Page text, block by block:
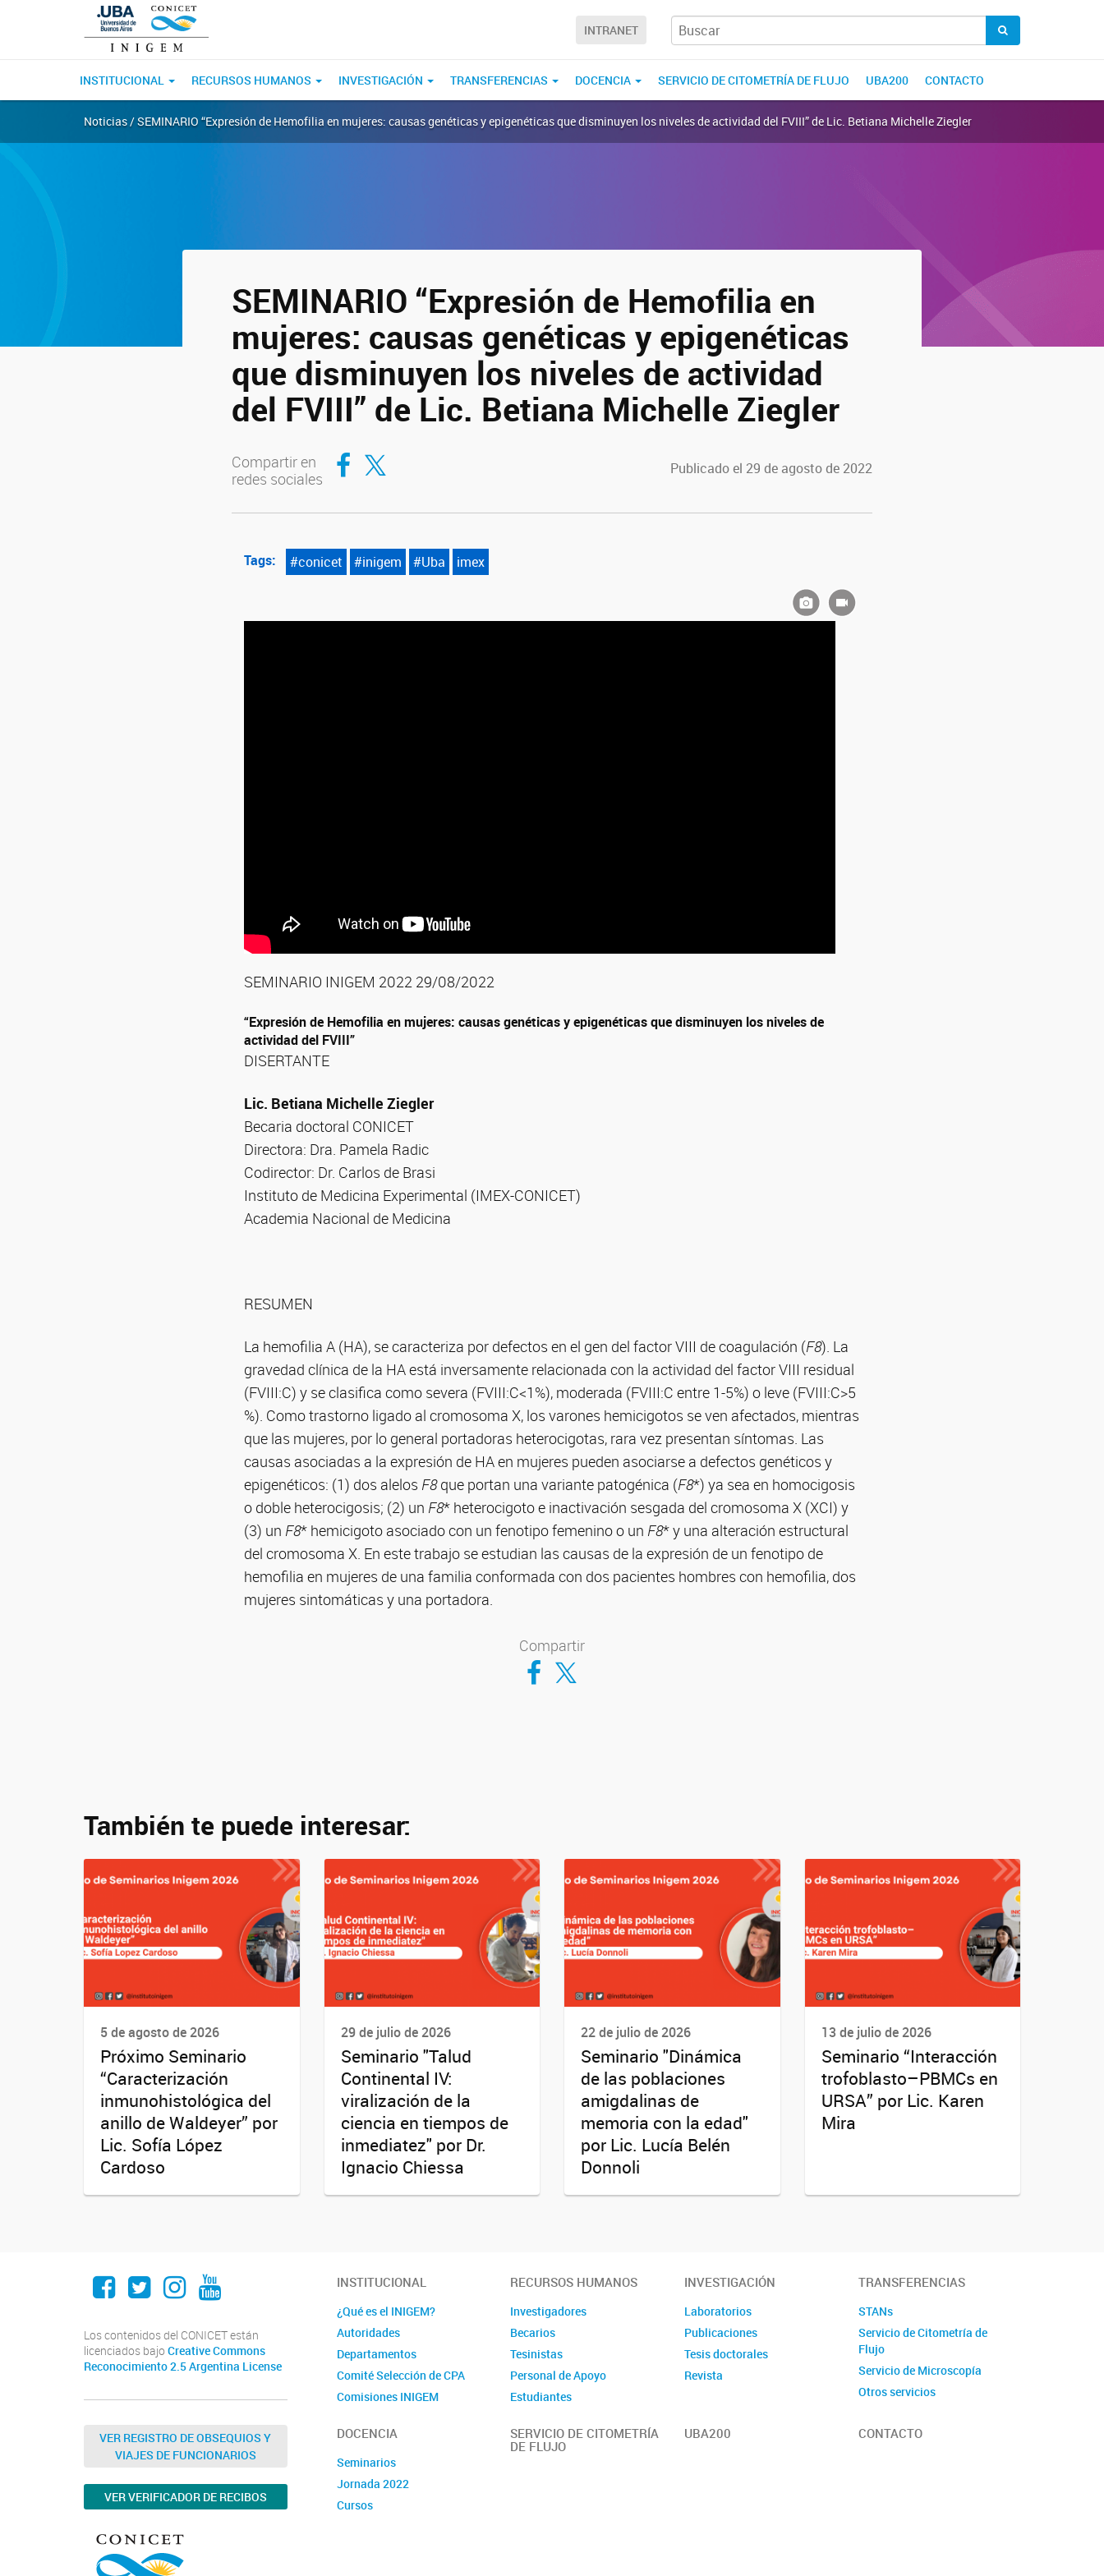
INTRANET
INSTITUCIONAL RECURSOS HUMANOS INVESTIGACIÓN TRANSFERENCIAS DOCENCIA SERVICIO DE CITOMETRÍA DE FLUJO UBA200 CONTACTO
Noticias / SEMINARIO “Expresión de Hemofilia en mujeres: causas genéticas y epigenéticas que disminuyen los niveles de actividad del FVIII” de Lic. Betiana Michelle Ziegler
SEMINARIO “Expresión de Hemofilia en
mujeres: causas genéticas y epigenéticas
que disminuyen los niveles de actividad
del FVIII” de Lic. Betiana Michelle Ziegler
Compartir en
redes sociales
Compartir en Facebook
Compartir en Twitter Publicado el 29 de agosto de 2022
Tags: #conicet #inigem #Uba imex
SEMINARIO INIGEM 2022 29/08/2022
“Expresión de Hemofilia en mujeres: causas genéticas y epigenéticas que disminuyen los niveles de
actividad del FVIII”
DISERTANTE
Lic. Betiana Michelle Ziegler
Becaria doctoral CONICET
Directora: Dra. Pamela Radic
Codirector: Dr. Carlos de Brasi
Instituto de Medicina Experimental (IMEX-CONICET)
Academia Nacional de Medicina
RESUMEN
La hemofilia A (HA), se caracteriza por defectos en el gen del factor VIII de coagulación (F8). La
gravedad clínica de la HA está inversamente relacionada con la actividad del factor VIII residual
(FVIII:C) y se clasifica como severa (FVIII:C<1%), moderada (FVIII:C entre 1-5%) o leve (FVIII:C>5
%). Como trastorno ligado al cromosoma X, los varones hemicigotos se ven afectados, mientras
que las mujeres, por lo general portadoras heterocigotas, rara vez presentan síntomas. Las
causas asociadas a la expresión de HA en mujeres pueden asociarse a defectos genéticos y
epigenéticos: (1) dos alelos F8que portan una variante patogénica (F8*) ya sea en homocigosis
o doble heterocigosis; (2) un F8* heterocigoto e inactivación sesgada del cromosoma X (XCI) y
(3) un F8* hemicigoto asociado con un fenotipo femenino o un F8* y una alteración estructural
del cromosoma X. En este trabajo se estudian las causas de la expresión de un fenotipo de
hemofilia en mujeres de una familia conformada con dos pacientes hombres con hemofilia, dos
mujeres sintomáticas y una portadora.
Compartir
Compartir en Facebook
Compartir en Twitter
También te puede interesar:
5 de agosto de 2026
Próximo Seminario
“Caracterización
inmunohistológica del
anillo de Waldeyer” por
Lic. Sofía López
Cardoso
29 de julio de 2026
Seminario "Talud
Continental IV:
viralización de la
ciencia en tiempos de
inmediatez" por Dr.
Ignacio Chiessa
22 de julio de 2026
Seminario "Dinámica
de las poblaciones
amigdalinas de
memoria con la edad"
por Lic. Lucía Belén
Donnoli
13 de julio de 2026
Seminario “Interacción
trofoblasto–PBMCs en
URSA” por Lic. Karen
Mira
Facebook
Twitter
Instagram
Youtube
Los contenidos del CONICET están
licenciados bajo Creative Commons
Reconocimiento 2.5 Argentina License
VER REGISTRO DE OBSEQUIOS Y
VIAJES DE FUNCIONARIOS
VER VERIFICADOR DE RECIBOS
INSTITUCIONAL
¿Qué es el INIGEM?
Autoridades
Departamentos
Comité Selección de CPA
Comisiones INIGEM
RECURSOS HUMANOS
Investigadores
Becarios
Tesinistas
Personal de Apoyo
Estudiantes
INVESTIGACIÓN
Laboratorios
Publicaciones
Tesis doctorales
Revista
TRANSFERENCIAS
STANs
Servicio de Citometría de
Flujo
Servicio de Microscopía
Otros servicios
DOCENCIA
Seminarios
Jornada 2022
Cursos
SERVICIO DE CITOMETRÍA
DE FLUJO
UBA200 CONTACTO